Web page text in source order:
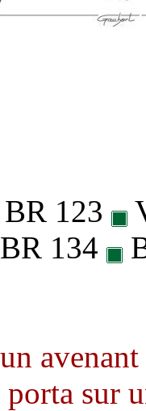
BR 123
BR 134
avenant
sur